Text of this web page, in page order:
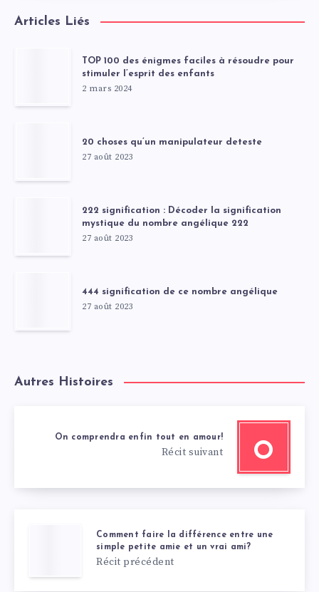
Articles Liés
TOP 100 des énigmes faciles à résoudre pour
stimuler l’esprit des enfants
2 mars 2024
20 choses qu’un manipulateur deteste
27 août 2023
222 signification : Décoder la signification
mystique du nombre angélique 222
27 août 2023
444 signification de ce nombre angélique
27 août 2023
Autres Histoires
O
On comprendra enfin tout en amour!
Récit suivant
Comment faire la différence entre une
simple petite amie et un vrai ami?
Récit précédent